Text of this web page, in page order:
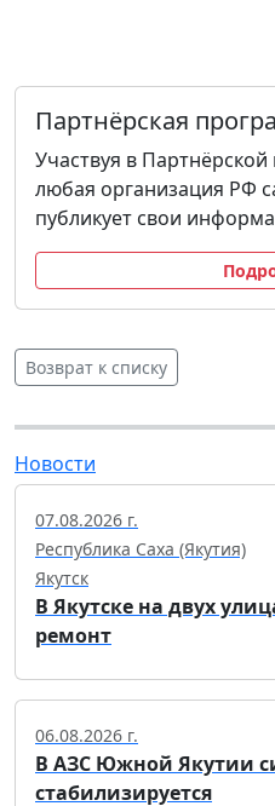
Партнёрская
Участвуя в
любая организация РФ
публикует свои
Возврат к списку
Новости
07.08.2026 г.
Республика Саха (Якутия)
Якутск
В Якутске на двух
ремонт
06.08.2026 г.
В АЗС Южной Якутии
стабилизируется